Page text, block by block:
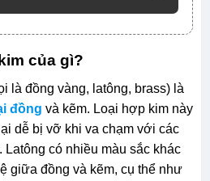
của gì?
là đồng vàng, latông, brass) là
đồng và kẽm. Loại hợp kim này
dễ bị vỡ khi va chạm với các
có nhiều màu sắc khác
giữa đồng và kẽm, cụ thể như